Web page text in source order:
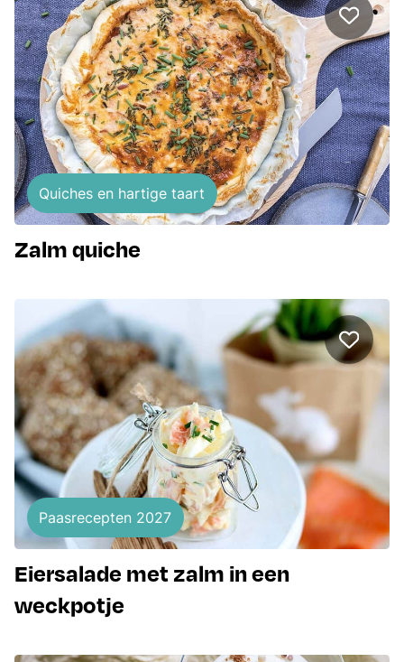
Quiches en hartige taart
Zalm quiche
Paasrecepten 2027
Eiersalade met zalm in een
weckpotje